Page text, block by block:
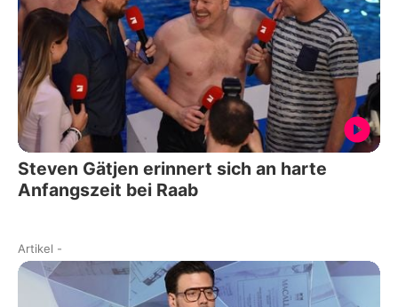
Steven Gätjen erinnert sich an harte
Anfangszeit bei Raab
Artikel -